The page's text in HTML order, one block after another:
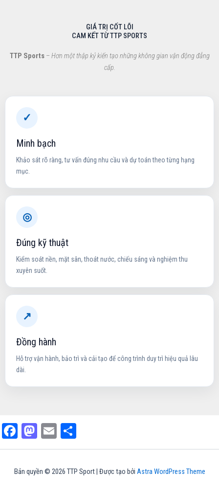
GIÁ TRỊ CỐT LÕI
CAM KẾT TỪ TTP SPORTS
TTP Sports– Hơn một thập kỷ kiến tạo những không gian vận động đẳng
cấp.
✓
Minh bạch
Khảo sát rõ ràng, tư vấn đúng nhu cầu và dự toán theo từng hạng
mục.
◎
Đúng kỹ thuật
Kiểm soát nền, mặt sân, thoát nước, chiếu sáng và nghiệm thu
xuyên suốt.
↗
Đồng hành
Hỗ trợ vận hành, bảo trì và cải tạo để công trình duy trì hiệu quả lâu
dài.
Facebook
Mastodon
Email
Bản quyền © 2026 TTP Sport | Được tạo bởi Astra WordPress Theme